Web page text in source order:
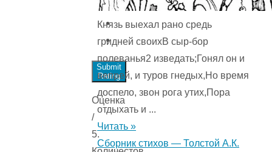
Submit
Rating
Оценка
/
5.
Князь выехал рано средь
гридней своихВ сыр-бор
полеванья2 изведать;Гонял он и
вепрей, и туров гнедых,Но время
доспело, звон рога утих,Пора
отдыхать и ...
Читать »
Сборник стихов — Толстой А.К.